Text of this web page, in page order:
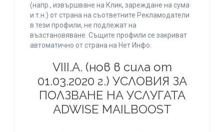
(напр., извършване на Клик, зареждане на сума
и т.н.) от страна на съответните Рекламодатели
в тези профили, не подлежат на
възстановяване. Същите профили се закриват
автоматично от страна на Нет Инфо.
VIII.A. (нов в сила от
01.03.2020 г.) УСЛОВИЯ ЗА
ПОЛЗВАНЕ НА УСЛУГАТА
ADWISE MAILBOOST